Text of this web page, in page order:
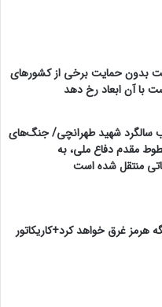
بدون حمایت برخی از کشورهای
با آن ابعاد رخ دهد
سالگرد شهید طهرانچی/ جنگ‌های
مقدم دفاع ملی، به
منتقل شده است
هرمز غرق خواهد کرد+کاریکاتور